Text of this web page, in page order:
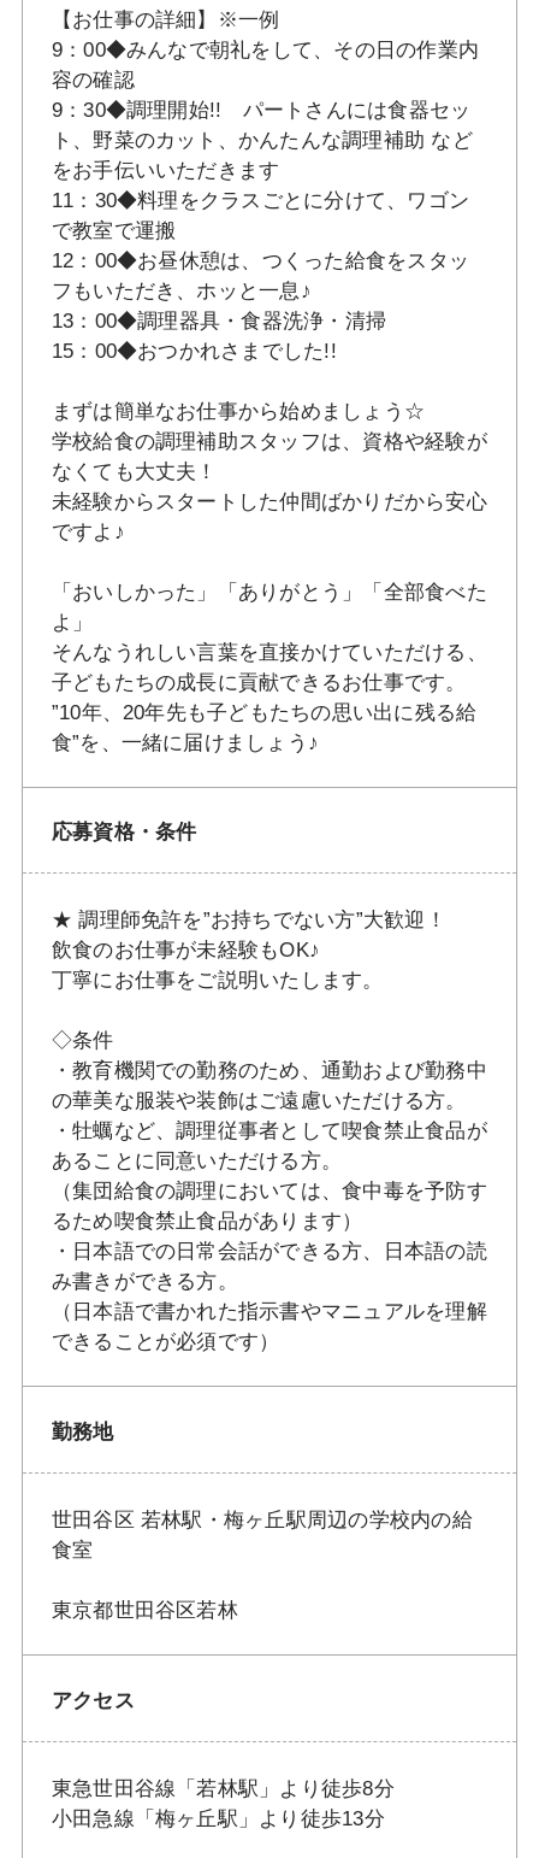
【お仕事の詳細】※一例
9：00◆みんなで朝礼をして、その日の作業内
容の確認
9：30◆調理開始!! パートさんには食器セッ
ト、野菜のカット、かんたんな調理補助 など
をお手伝いいただきます
11：30◆料理をクラスごとに分けて、ワゴン
で教室で運搬
12：00◆お昼休憩は、つくった給食をスタッ
フもいただき、ホッと一息♪
13：00◆調理器具・食器洗浄・清掃
15：00◆おつかれさまでした!!
まずは簡単なお仕事から始めましょう☆
学校給食の調理補助スタッフは、資格や経験が
なくても大丈夫！
未経験からスタートした仲間ばかりだから安心
ですよ♪
「おいしかった」「ありがとう」「全部食べた
よ」
そんなうれしい言葉を直接かけていただける、
子どもたちの成長に貢献できるお仕事です。
”10年、20年先も子どもたちの思い出に残る給
食”を、一緒に届けましょう♪
応募資格・条件
★ 調理師免許を”お持ちでない方”大歓迎！
飲食のお仕事が未経験もOK♪
丁寧にお仕事をご説明いたします。
◇条件
・教育機関での勤務のため、通勤および勤務中
の華美な服装や装飾はご遠慮いただける方。
・牡蠣など、調理従事者として喫食禁止食品が
あることに同意いただける方。
（集団給食の調理においては、食中毒を予防す
るため喫食禁止食品があります）
・日本語での日常会話ができる方、日本語の読
み書きができる方。
（日本語で書かれた指示書やマニュアルを理解
できることが必須です）
勤務地
世田谷区 若林駅・梅ヶ丘駅周辺の学校内の給
食室
東京都世田谷区若林
アクセス
東急世田谷線「若林駅」より徒歩8分
小田急線「梅ヶ丘駅」より徒歩13分